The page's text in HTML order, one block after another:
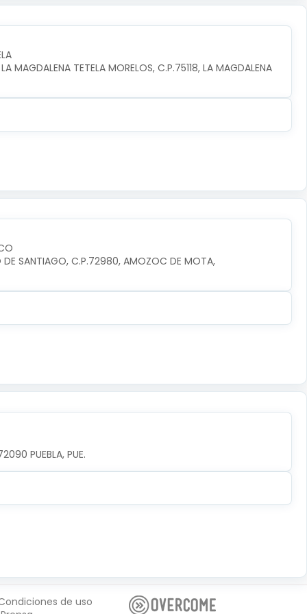
MAGDALENA TETELA MORELOS, C.P.75118, LA MAGDALENA
DE SANTIAGO, C.P.72980, AMOZOC DE MOTA,
PUEBLA, PUE.
de uso